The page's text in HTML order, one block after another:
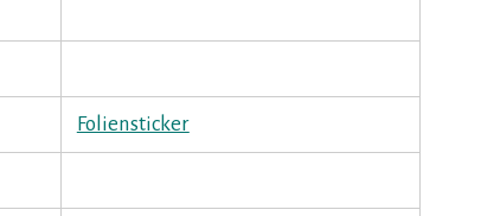
Foliensticker